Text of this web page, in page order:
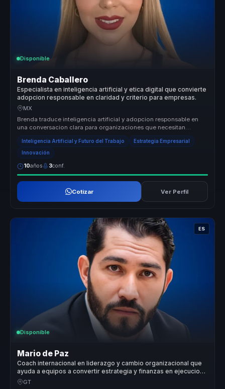
Disponible
Brenda Caballero
Especialista en inteligencia artificial y etica digital que convierte
adopcion responsable en claridad y criterio para empresas.
MX
Brenda traduce inteligencia artificial y adopcion responsable en
una conversacion clara para organizaciones que necesitan
criterio, etica...
Inteligencia Artificial y Futuro del Trabajo Estrategia Empresarial
Innovación
10años 3conf.
Cotizar Ver Perfil
ES
Disponible
Mario de Paz
Coach internacional en liderazgo y cambio organizacional que
ayuda a equipos a convertir estrategia y finanzas en ejecucion,
foco y crecimiento.
GT